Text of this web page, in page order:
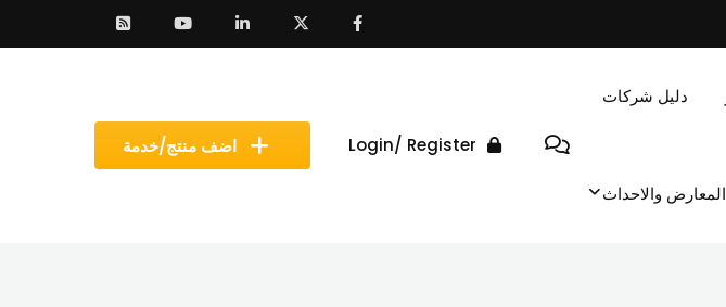
اضف منتج/خدمة Login/ Register
دليل شركات
المعارض والاحداث